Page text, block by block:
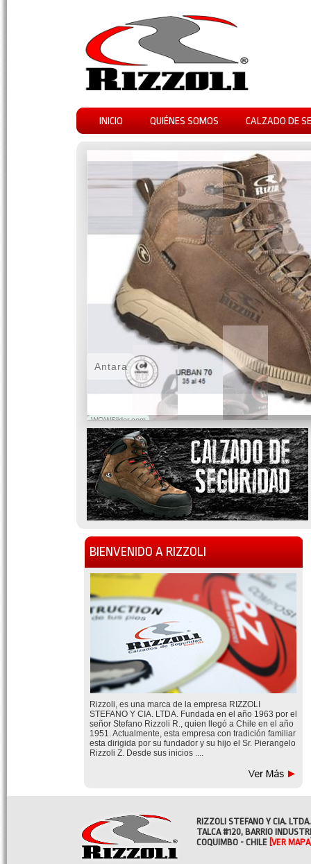
INICIO QUIÉNES SOMOS CALZADO DE
WOWSlider.com
Antara
BIENVENIDO A RIZZOLI
Rizzoli, es una marca de la empresa RIZZOLI
STEFANO Y CIA. LTDA. Fundada en el año 1963 por el
señor Stefano Rizzoli R., quien llegó a Chile en el año
1951. Actualmente, esta empresa con tradición familiar
esta dirigida por su fundador y su hijo el Sr. Pierangelo
Rizzoli Z. Desde sus inicios ....
RIZZOLI STEFANO Y CIA. LTDA.
TALCA #120, BARRIO
COQUIMBO - CHILE [VER